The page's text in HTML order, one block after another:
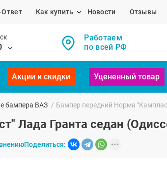
Ответ Как купить Новости Отзывы
Работаем
по всей РФ
Акции и скидки Уцененный товар
бампера ВАЗ / Бампер передний Норма
Лада Гранта седан
Поделиться: